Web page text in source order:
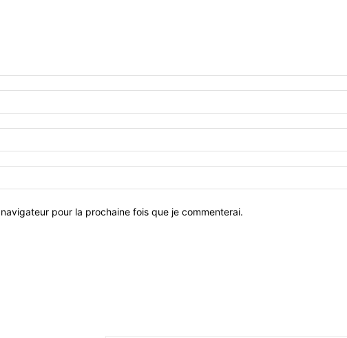
pour la prochaine fois que je commenterai.